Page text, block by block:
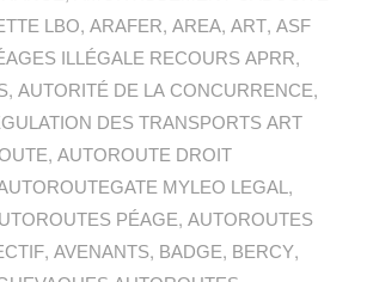
LBO,ARAFER,AREA,ART,ASF
ILLÉGALE RECOURS APRR,
,AUTORITÉ DE LA CONCURRENCE,
DES TRANSPORTS ART
,AUTOROUTE DROIT
MYLEO LEGAL,
PÉAGE,AUTOROUTES
,AVENANTS, BADGE, BERCY,